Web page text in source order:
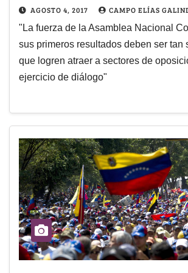
AGOSTO 4, 2017 CAMPO ELÍAS
"La fuerza de la Asamblea Nacional
sus primeros resultados deben ser tan
que logren atraer a sectores de
ejercicio de diálogo"